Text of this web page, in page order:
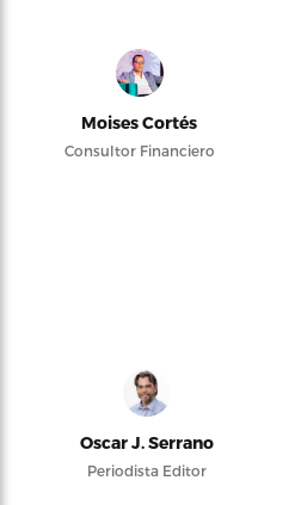
Moises Cortés
Consultor Financiero
Oscar J. Serrano
Periodista Editor